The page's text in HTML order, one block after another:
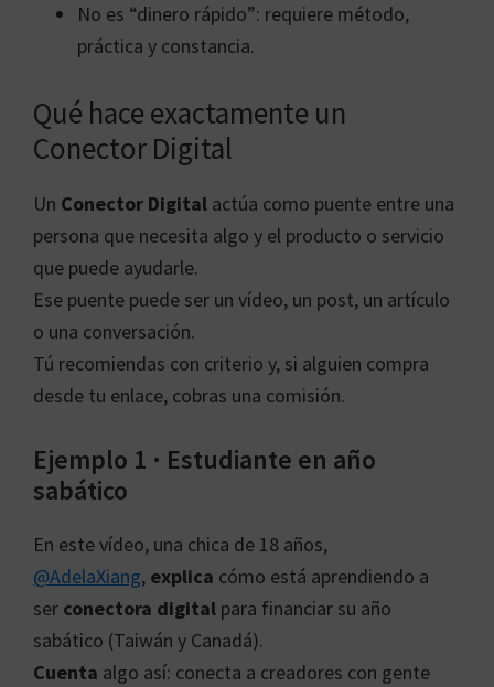
No es “dinero rápido”: requiere método,
práctica y constancia.
Qué hace exactamente un
Conector Digital
Un Conector Digital actúa como puente entre una
persona que necesita algo y el producto o servicio
que puede ayudarle.
Ese puente puede ser un vídeo, un post, un artículo
o una conversación.
Tú recomiendas con criterio y, si alguien compra
desde tu enlace, cobras una comisión.
Ejemplo 1 · Estudiante en año
sabático
En este vídeo, una chica de 18 años,
@AdelaXiang, explica cómo está aprendiendo a
ser conectora digital para financiar su año
sabático (Taiwán y Canadá).
Cuenta algo así: conecta a creadores con gente